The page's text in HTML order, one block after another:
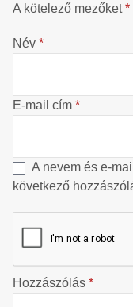
A kötelező mezőket*
Név *
E-mail cím *
A nevem és e-
következő
Hozzászólás *